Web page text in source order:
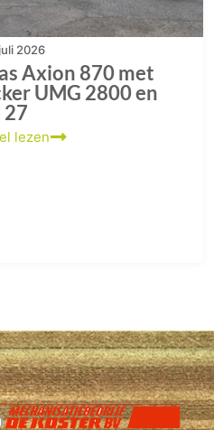
2026
Axion 870 met
UMG 2800 en
27
lezen